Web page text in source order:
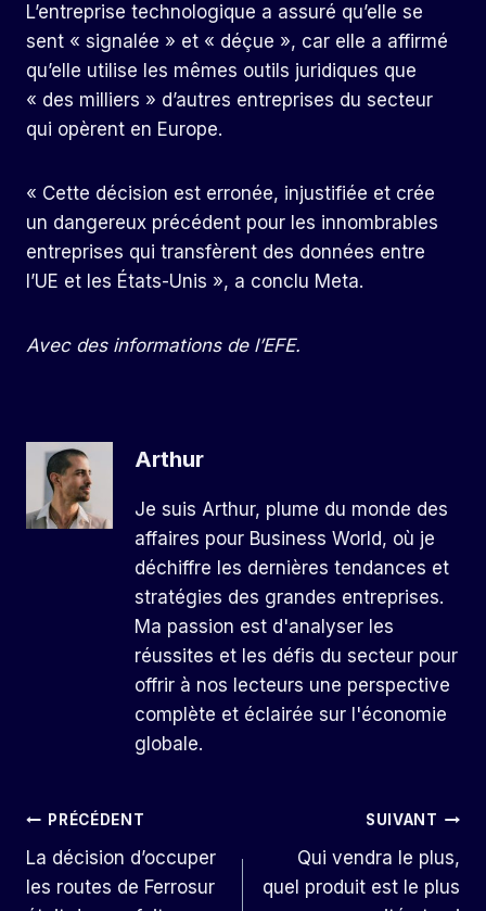
L’entreprise technologique a assuré qu’elle se
sent « signalée » et « déçue », car elle a affirmé
qu’elle utilise les mêmes outils juridiques que
« des milliers » d’autres entreprises du secteur
qui opèrent en Europe.
« Cette décision est erronée, injustifiée et crée
un dangereux précédent pour les innombrables
entreprises qui transfèrent des données entre
l’UE et les États-Unis », a conclu Meta.
Avec des informations de l’EFE.
Arthur
Je suis Arthur, plume du monde des
affaires pour Business World, où je
déchiffre les dernières tendances et
stratégies des grandes entreprises.
Ma passion est d'analyser les
réussites et les défis du secteur pour
offrir à nos lecteurs une perspective
complète et éclairée sur l'économie
globale.
Navigation
De
PRÉCÉDENT
La décision d’occuper
les routes de Ferrosur
SUIVANT
Qui vendra le plus,
quel produit est le plus